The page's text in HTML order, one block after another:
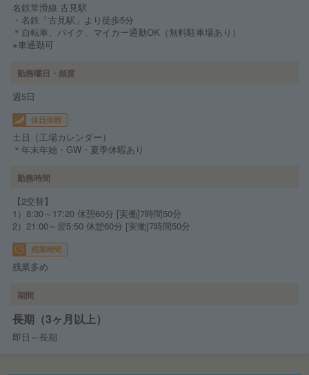
名鉄常滑線 古見駅
・名鉄「古見駅」より徒歩5分
＊自転車、バイク、マイカー通勤OK（無料駐車場あり）
※車通勤可
勤務曜日・頻度
週5日
休日休暇
土日（工場カレンダー）
＊年末年始・GW・夏季休暇あり
勤務時間
【2交替】
1）8:30～17:20 休憩60分 [実働]7時間50分
2）21:00～翌5:50 休憩60分 [実働]7時間50分
残業時間
残業多め
期間
長期（3ヶ月以上）
即日～長期